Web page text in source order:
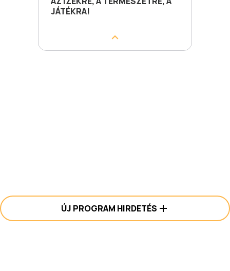
JÁTÉKRA!
ÚJ PROGRAM HIRDETÉS